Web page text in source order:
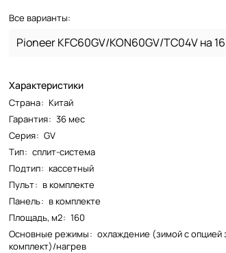
Все варианты:
Характеристики
Страна: Китай
Гарантия: 36 мес
Серия: GV
Тип: сплит-система
Подтип: кассетный
Пульт: в комплекте
Панель: в комплекте
Площадь, м2: 160
Основные режимы: охлаждение (зимой с опцией
комплект)/нагрев